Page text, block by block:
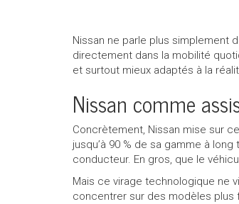
Nissan ne parle plus simplement
directement dans la mobilité
et surtout mieux adaptés à la
Nissan comme
Concrètement, Nissan mise sur
jusqu’à 90 % de sa gamme à
conducteur. En gros, que le
Mais ce virage technologique ne
concentrer sur des modèles plus